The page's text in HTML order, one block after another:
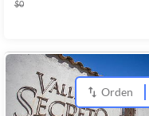
$0
Orden